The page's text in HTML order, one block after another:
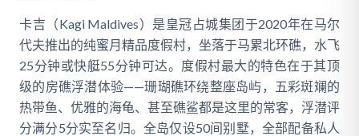
卡吉（Kagi Maldives）是皇冠占城集团于2020年在马尔
代夫推出的纯蜜月精品度假村，坐落于马累北环礁，水飞
25分钟或快艇55分钟可达。度假村最大的特色在于其顶
级的房礁浮潜体验——珊瑚礁环绕整座岛屿，五彩斑斓的
热带鱼、优雅的海龟、甚至礁鲨都是这里的常客，浮潜评
分满分5分实至名归。全岛仅设50间别墅，全部配备私人